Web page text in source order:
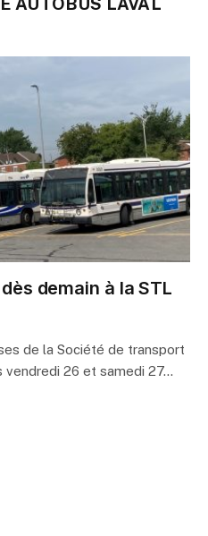
demain à la STL
de la Société de transport
vendredi 26 et samedi 27…